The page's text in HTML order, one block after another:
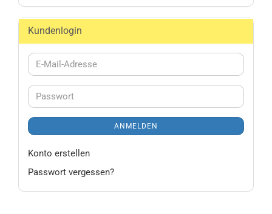
Kundenlogin
E-
Mail-
Passwort
ANMELDEN
Konto erstellen
Passwort vergessen?